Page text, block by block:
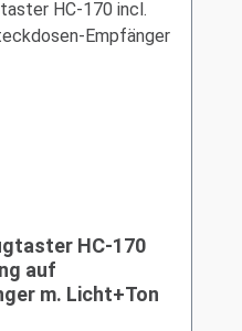
HC-170
auf
m. Licht+Ton